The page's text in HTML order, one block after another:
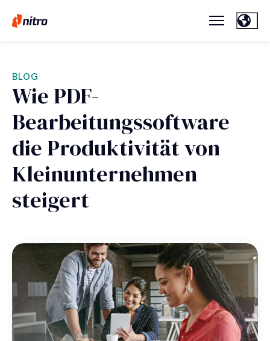
BLOG
Wie PDF-
Bearbeitungssoftware
die Produktivität von
Kleinunternehmen
steigert